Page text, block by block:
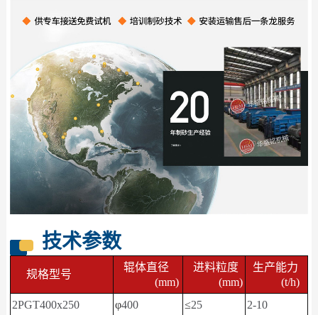
技术参数
规格型号
辊体直径
(mm)
进料粒度
(mm)
生产能力
(t/h)
2PGT400x250
φ400 ≤25
2-10